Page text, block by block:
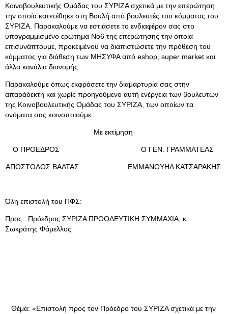
Κοινοβουλευτικής Ομάδας του ΣΥΡΙΖΑ σχετικά με την επερώτηση
την οποία κατετέθηκε στη Βουλή από βουλευτές του κόμματος του
ΣΥΡΙΖΑ. Παρακαλούμε να εστιάσετε το ενδιαφέρον σας στο
υπογραμμισμένο ερώτημα Νο6 της επερώτησης την οποία
επισυνάπτουμε, προκειμένου να διαπιστώσετε την πρόθεση του
κόμματος για διάθεση των ΜΗΣΥΦΑ από eshop, super market και
άλλα κανάλια διανομής.
Παρακαλούμε όπως εκφράσετε την διαμαρτυρία σας στην
απαράδεκτη και χωρίς προηγούμενο αυτή ενέργεια των βουλευτών
της Κοινοβουλευτικής Ομάδας του ΣΥΡΙΖΑ, των οποίων τα
ονόματα σας κοινοποιούμε.
Με εκτίμηση
Ο ΠΡΟΕΔΡΟΣ Ο ΓΕΝ. ΓΡΑΜΜΑΤΕΑΣ
ΑΠΟΣΤΟΛΟΣ ΒΑΛΤΑΣ ΕΜΜΑΝΟΥΗΛ ΚΑΤΣΑΡΑΚΗΣ
Όλη επιστολή του ΠΦΣ:
Προς : Πρόεδρος ΣΥΡΙΖΑ ΠΡΟΟΔΕΥΤΙΚΗ ΣΥΜΜΑΧΙΑ, κ.
Σωκράτης Φάμελλος
Θέμα: «Επιστολή προς τον Πρόεδρο του ΣΥΡΙΖΑ σχετικά με την